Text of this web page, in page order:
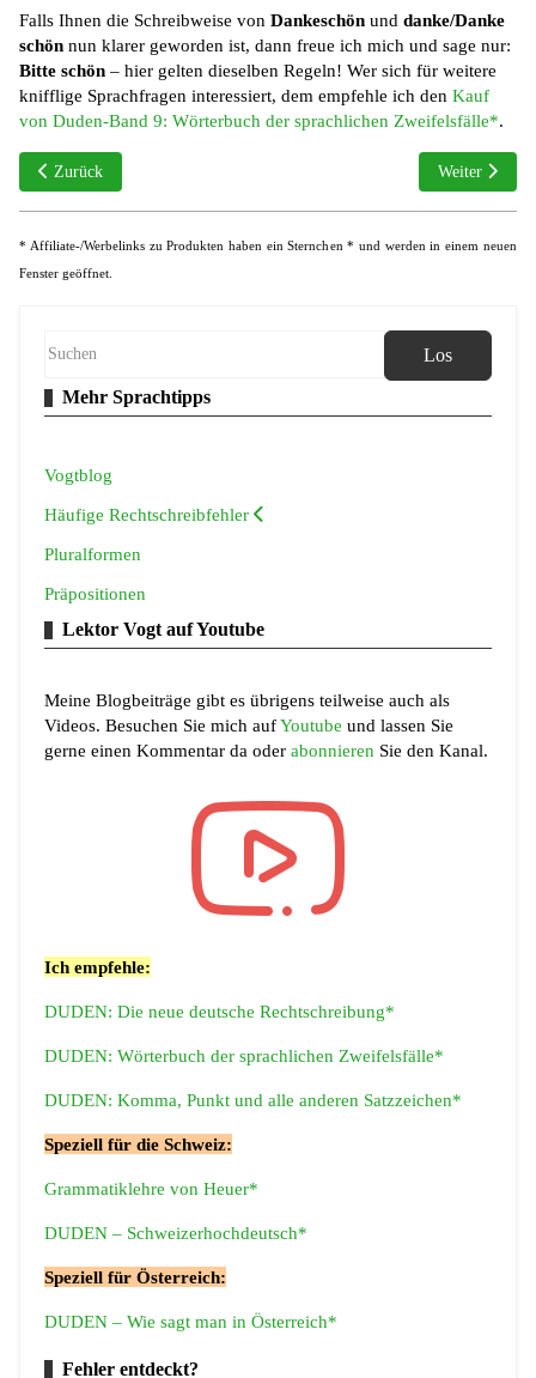
Falls Ihnen die Schreibweise vonDankeschön unddanke/Danke
schön nun klarer geworden ist, dann freue ich mich und sage nur:
Bitte schön – hier gelten dieselben Regeln! Wer sich für weitere
knifflige Sprachfragen interessiert, dem empfehle ich denKauf
von Duden-Band 9: Wörterbuch der sprachlichen Zweifelsfälle*.
Vorheriger Beitrag: Cervelat oder Servela
Zurück Nächster
Weiter
* Affiliate-/Werbelinks zu Produkten haben ein Sternchen * und werden in einem neuen
Fenster geöffnet.
Los
Mehr Sprachtipps
Vogtblog
Häufige Rechtschreibfehler
Pluralformen
Präpositionen
Lektor Vogt auf Youtube
Meine Blogbeiträge gibt es übrigens teilweise auch als
Videos. Besuchen Sie mich aufYoutubeund lassen Sie
gerne einen Kommentar da oderabonnieren Sie den Kanal.
Ich empfehle:
DUDEN: Die neue deutsche Rechtschreibung*
DUDEN: Wörterbuch der sprachlichen Zweifelsfälle*
DUDEN: Komma, Punkt und alle anderen Satzzeichen*
Speziell für die Schweiz:
Grammatiklehre von Heuer*
DUDEN – Schweizerhochdeutsch*
Speziell für Österreich:
DUDEN – Wie sagt man in Österreich*
Fehler entdeckt?